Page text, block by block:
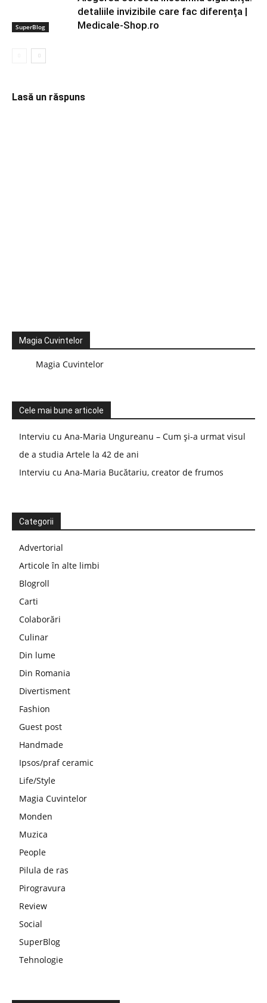
SuperBlog
detaliile invizibile care fac diferența |
Medicale-Shop.ro
Lasă un răspuns
Magia Cuvintelor
Magia Cuvintelor
Cele mai bune articole
Interviu cu Ana-Maria Ungureanu – Cum și-a urmat visul
de a studia Artele la 42 de ani
Interviu cu Ana-Maria Bucătariu, creator de frumos
Categorii
Advertorial
Articole în alte limbi
Blogroll
Carti
Colaborări
Culinar
Din lume
Din Romania
Divertisment
Fashion
Guest post
Handmade
Ipsos/praf ceramic
Life/Style
Magia Cuvintelor
Monden
Muzica
People
Pilula de ras
Pirogravura
Review
Social
SuperBlog
Tehnologie